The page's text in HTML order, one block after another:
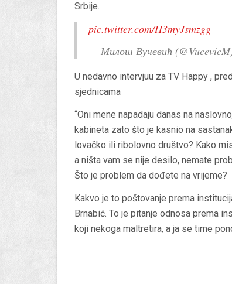
Srbije.
pic.twitter.com/H3myJsmzgg
— Милош Вучевић
U nedavno intervjuu za TV Happy ,
sjednicama
“Oni mene napadaju danas na
kabineta zato što je kasnio na
lovačko ili ribolovno društvo? Kako
a ništa vam se nije desilo, nemate
Što je problem da dođete na vrijeme?
Kakvo je to poštovanje prema
Brnabić. To je pitanje odnosa prema
koji nekoga maltretira, a ja se time